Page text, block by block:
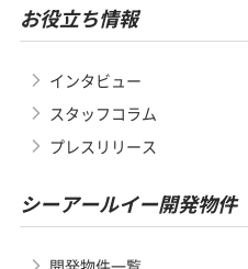
お役立ち情報
インタビュー
スタッフコラム
プレスリリース
シーアールイー開発物件